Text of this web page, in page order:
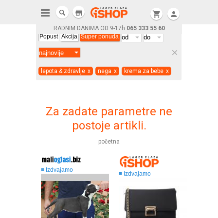
RADNIM DANIMA OD 9-17h 065 333 55 60
shopping_cart person
store
Popust Akcija Super ponuda
clear
lepota & zdravlje x nega x krema za bebe x
Za zadate parametre ne
postoje artikli.
početna